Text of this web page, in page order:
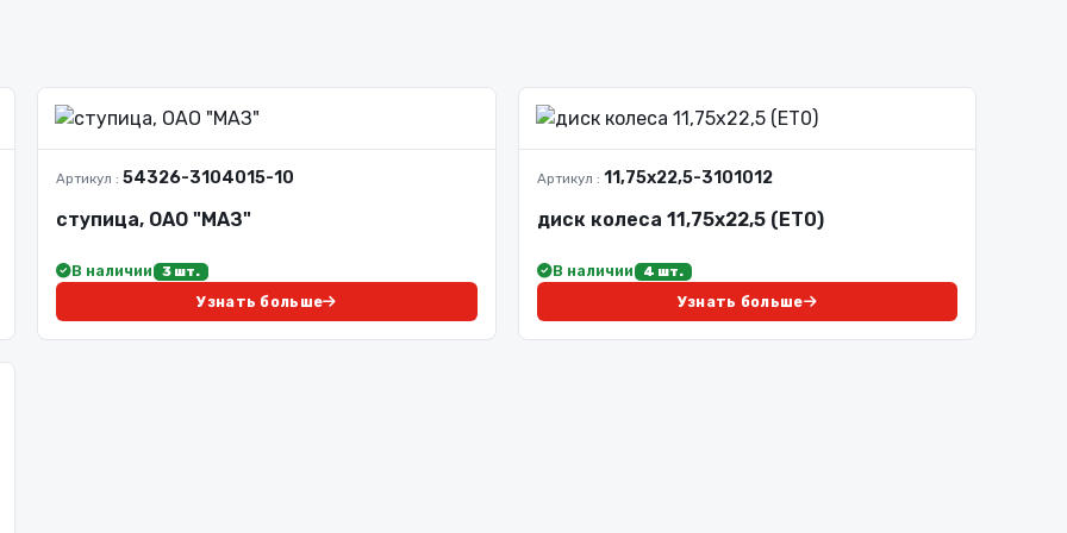
Артикул :54326-3104015-10
ступица, ОАО "МАЗ"
В наличии 3 шт.
Узнать больше
Артикул : 11,75х22,5-3101012
диск колеса 11,75х22,5 (ET0)
В наличии 4 шт.
Узнать больше